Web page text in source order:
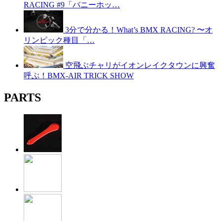
RACING #9「バニーホッ…
3分で分かる！What’s BMX RACING? 〜オ
リンピック種目「…
空飛ぶチャリがイオンレイクタウンに興奮
呼ぶ！BMX-AIR TRICK SHOW
PARTS